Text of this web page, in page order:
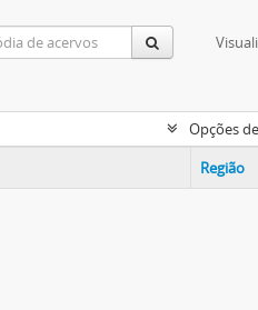
Opções
Região